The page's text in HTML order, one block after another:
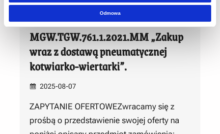
Odmowa
MGW.TGW.761.1.2021.MM „Zakup
wraz z dostawą pneumatycznej
kotwiarko-wiertarki”.
2025-08-07
ZAPYTANIE OFERTOWEZwracamy się z
prośbą o przedstawienie swojej oferty na